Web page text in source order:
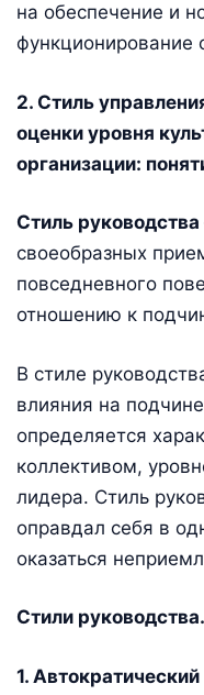
на обеспечение и
функционирование
2. Стиль
оценки уровня
организации:
Стиль руководства
своеобразных
повседневного
отношению к
В стиле
влияния на
определяется
коллективом,
лидера. Стиль
оправдал себя в
оказаться
Стили руководства.
1. Автократический